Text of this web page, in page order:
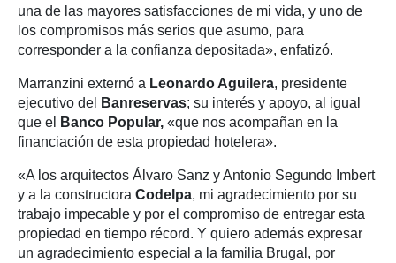
una de las mayores satisfacciones de mi vida, y uno de
los compromisos más serios que asumo, para
corresponder a la confianza depositada», enfatizó.
Marranzini externó a Leonardo Aguilera, presidente
ejecutivo del
Banreservas; su interés y apoyo, al igual
que el
Banco Popular, «que nos acompañan en la
financiación de esta propiedad hotelera».
«A los arquitectos Álvaro Sanz y Antonio Segundo Imbert
y a la constructora Codelpa, mi agradecimiento por su
trabajo impecable y por el compromiso de entregar esta
propiedad en tiempo récord. Y quiero además expresar
un agradecimiento especial a la familia Brugal, por